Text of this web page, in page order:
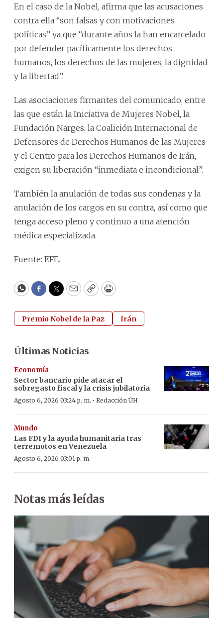
En el caso de la Nobel, afirma que las acusaciones
contra ella “son falsas y con motivaciones
políticas” ya que “durante años la han encarcelado
por defender pacíficamente los derechos
humanos, los derechos de las mujeres, la dignidad
y la libertad”.
Las asociaciones firmantes del comunicado, entre
las que están la Iniciativa de Mujeres Nobel, la
Fundación Narges, la Coalición Internacional de
Defensores de Derechos Humanos de las Mujeres
y el Centro para los Derechos Humanos de Irán,
exigen su liberación “inmediata e incondicional”.
También la anulación de todas sus condenas y la
anulación de los cargos en su contra, así como que
tenga acceso pleno y continuo a una atención
médica especializada.
Fuente: EFE.
WhatsApp
Facebook
Twitter
EmailCopyPrint
Premio Nobel de la Paz Irán
Últimas Noticias
Economía
Sector bancario pide atacar el
sobregasto fiscal y la crisis jubilatoria
Agosto 6, 2026 03:24 p. m. · Redacción ÚH
Mundo
Las FDI y la ayuda humanitaria tras
terremotos en Venezuela
Agosto 6, 2026 03:01 p. m.
Notas más leídas